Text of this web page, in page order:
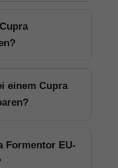
einem Cupra
Formentor EU-